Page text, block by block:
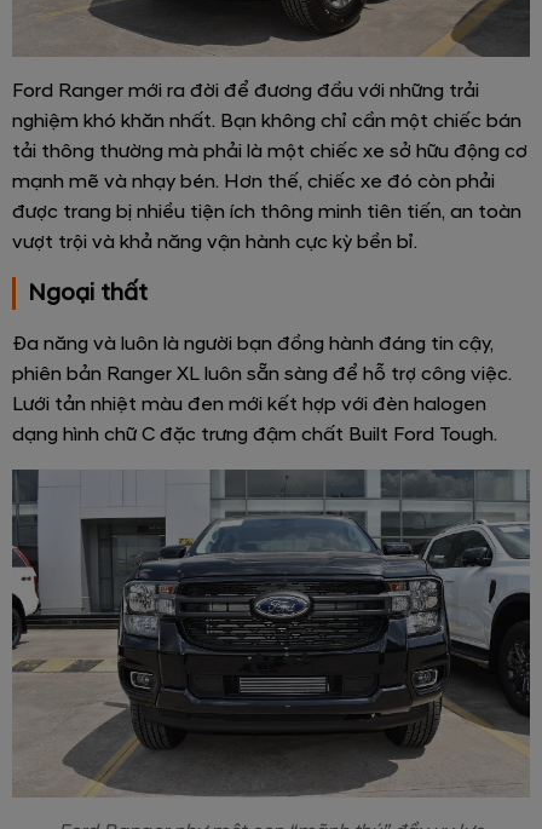
Ford Ranger mới ra đời để đương đầu với những trải
nghiệm khó khăn nhất. Bạn không chỉ cần một chiếc bán
tải thông thường mà phải là một chiếc xe sở hữu động cơ
mạnh mẽ và nhạy bén. Hơn thế, chiếc xe đó còn phải
được trang bị nhiều tiện ích thông minh tiên tiến, an toàn
vượt trội và khả năng vận hành cực kỳ bền bỉ.
Ngoại thất
Đa năng và luôn là người bạn đồng hành đáng tin cậy,
phiên bản Ranger XL luôn sẵn sàng để hỗ trợ công việc.
Lưới tản nhiệt màu đen mới kết hợp với đèn halogen
dạng hình chữ C đặc trưng đậm chất Built Ford Tough.